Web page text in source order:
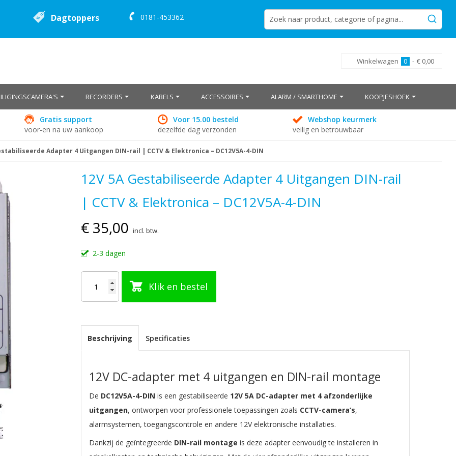
Dagtoppers 0181-453362
Winkelwagen 0 - € 0,00
RECORDERS KABELS ACCESSOIRES ALARM / SMARTHOME KOOPJESHOEK
Gratis support
voor-en na uw aankoop
Voor 15.00 besteld
dezelfde dag verzonden
Webshop keurmerk
veilig en betrouwbaar
Adapter 4 Uitgangen DIN-rail | CCTV & Elektronica – DC12V5A-4-DIN
12V 5A Gestabiliseerde Adapter 4 Uitgangen DIN-rail
| CCTV & Elektronica – DC12V5A-4-DIN
€ 35,00 incl. btw.
2-3 dagen
Klik en bestel
Beschrijving
12V DC-adapter met 4 uitgangen en DIN-rail montage
De DC12V5A-4-DIN is een gestabiliseerde 12V 5A DC-adapter met 4 afzonderlijke
uitgangen, ontworpen voor professionele toepassingen zoals CCTV-camera’s,
alarmsystemen, toegangscontrole en andere 12V elektronische installaties.
Dankzij de geïntegreerde DIN-rail montage is deze adapter eenvoudig te installeren in
Specificaties